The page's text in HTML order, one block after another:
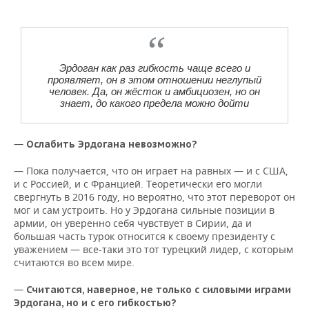
Эрдоган как раз гибкость чаще всего и
проявляет, он в этом отношении неглупый
человек. Да, он жёсток и амбициозен, но он
знает, до какого предела можно дойти
— Ослабить Эрдогана невозможно?
— Пока получается, что он играет на равных — и с США,
и с Россией, и с Францией. Теоретически его могли
свергнуть в 2016 году, но вероятно, что этот переворот он
мог и сам устроить. Но у Эрдогана сильные позиции в
армии, он уверенно себя чувствует в Сирии, да и
большая часть турок относится к своему президенту с
уважением — все-таки это тот турецкий лидер, с которым
считаются во всем мире.
— Считаются, наверное, не только с силовыми играми
Эрдогана, но и с его гибкостью?